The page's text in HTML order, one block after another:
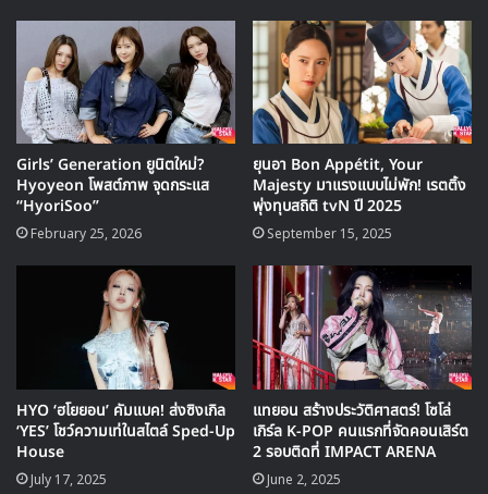
🎙GYUBIN ปลื้มเมืองไทยขนาดไหน? ถึงกลับมาถ่าย
MV เพลงใหม่ LIKE U 100 ที่กรุงเทพ
▶ คลิกดูสัมภาษณ์พิเศษ
ล่าสุดทางตัวแทนจาก SM Entertainment ได้ยืนยันในเรื่องนี้
แล้วพร้อมกับแจ้งว่าอัลบัมโซโลชุดแรกของ ยูริ มีกำหนดปล่อย
ออกมาช่วงเดือน ตุลาคม
Girls’ Generation ยูนิตใหม่?
Hyoyeon โพสต์ภาพ จุดกระแส
“HyoriSoo”
February 25, 2026
ยุนอา Bon Appétit, Your
Majesty มาแรงแบบไม่พัก! เรตติ้ง
พุ่งทุบสถิติ tvN ปี 2025
September 15, 2025
HYO ‘ฮโยยอน’ คัมแบค! ส่งซิงเกิล
‘YES’ โชว์ความเท่ในสไตล์ Sped-Up
House
July 17, 2025
แทยอน สร้างประวัติศาสตร์! โซโล่
เกิร์ล K-POP คนแรกที่จัดคอนเสิร์ต
2 รอบติดที่ IMPACT ARENA
June 2, 2025